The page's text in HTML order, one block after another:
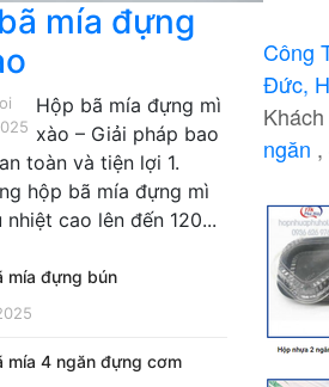
mía đựng
Hộp bã mía đựng mì
xào – Giải pháp bao
toàn và tiện lợi 1.
hộp bã mía đựng mì
nhiệt cao lên đến 120...
mía đựng bún
mía 4 ngăn đựng cơm
Công
Đức,
ngăn ,